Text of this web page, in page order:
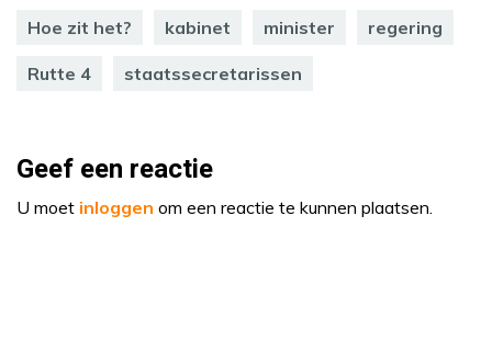
Hoe zit het? kabinet minister regering
Rutte 4 staatssecretarissen
Geef een reactie
U moet inloggen om een reactie te kunnen plaatsen.